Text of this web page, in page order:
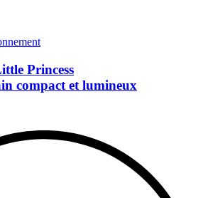
Princess
compact et lumineux